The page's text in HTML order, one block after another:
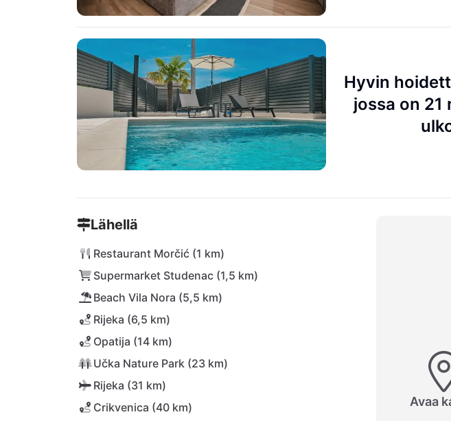
Hyvin
jossa on 21
Lähellä
Restaurant Morčić (1 km)
Supermarket Studenac (1,5 km)
Beach Vila Nora (5,5 km)
Rijeka (6,5 km)
Opatija (14 km)
Učka Nature Park (23 km)
Rijeka (31 km)
Crikvenica (40 km)
Avaa